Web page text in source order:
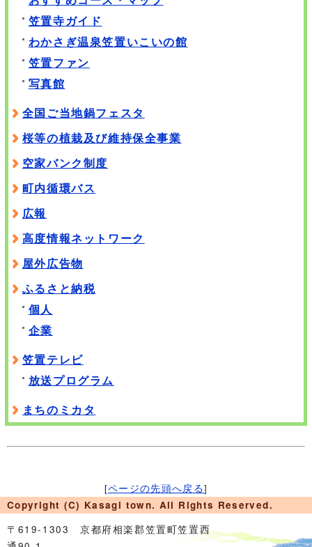
笠置寺ガイド
わかさぎ温泉笠置いこいの館
笠置ファン
写真館
全国ご当地鍋フェスタ
桜等の植栽及び維持保全事業
空家バンク制度
町内循環バス
広報
高度情報ネットワーク
屋外広告物
ふるさと納税
個人
企業
笠置テレビ
放送プログラム
まちのミカタ
[ページの先頭へ戻る]
Copyright (C) Kasagi town. All Rights Reserved.
〒619-1303 京都府相楽郡笠置町笠置西